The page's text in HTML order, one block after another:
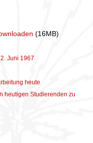
(16MB)
Juni 1967
heute
heutigen Studierenden zu